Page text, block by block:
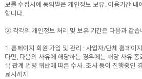
보를 수집시에 동의받은 개인정보 보유․이용기간 내
합니다.
② 각각의 개인정보 처리 및 보유 기간은 다음과 같습
1. 홈페이지 회원 가입 및 관리 : 사업자/단체 홈페이
다만, 다음의 사유에 해당하는 경우에는 해당 사유 종
1) 관계 법령 위반에 따른 수사․조사 등이 진행중인
료시까지